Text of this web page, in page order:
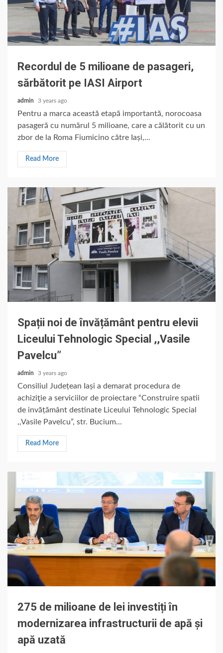
Recordul de 5 milioane de pasageri,
sărbătorit pe IASI Airport
admin 3 years ago
Pentru a marca această etapă importantă, norocoasa
pasageră cu numărul 5 milioane, care a călătorit cu un
zbor de la Roma Fiumicino către Iași,...
Read More
Spații noi de învățământ pentru elevii
Liceului Tehnologic Special ,,Vasile
Pavelcu”
admin 3 years ago
Consiliul Județean Iași a demarat procedura de
achiziţie a serviciilor de proiectare “Construire spatii
de invățământ destinate Liceului Tehnologic Special
,,Vasile Pavelcu”, str. Bucium...
Read More
275 de milioane de lei investiți în
modernizarea infrastructurii de apă și
apă uzată